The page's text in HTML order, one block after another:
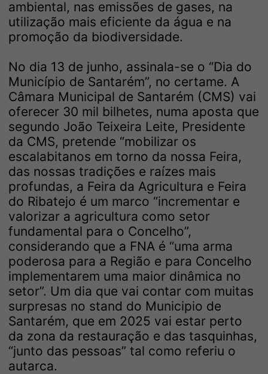
ambiental, nas emissões de gases, na
utilização mais eficiente da água e na
promoção da biodiversidade.
No dia 13 de junho, assinala-se o “Dia do
Município de Santarém”, no certame. A
Câmara Municipal de Santarém (CMS) vai
oferecer 30 mil bilhetes, numa aposta que
segundo João Teixeira Leite, Presidente
da CMS, pretende “mobilizar os
escalabitanos em torno da nossa Feira,
das nossas tradições e raízes mais
profundas, a Feira da Agricultura e Feira
do Ribatejo é um marco “incrementar e
valorizar a agricultura como setor
fundamental para o Concelho”,
considerando que a FNA é “uma arma
poderosa para a Região e para Concelho
implementarem uma maior dinâmica no
setor”. Um dia que vai contar com muitas
surpresas no stand do Municipio de
Santarém, que em 2025 vai estar perto
da zona da restauração e das tasquinhas,
“junto das pessoas” tal como referiu o
autarca.